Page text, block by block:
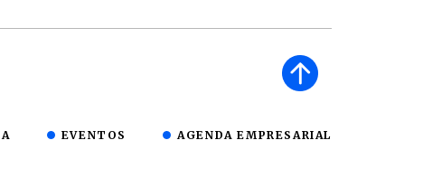
EVENTOS AGENDA EMPRESARIAL